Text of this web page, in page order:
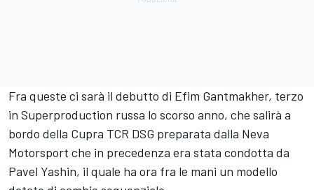
Fra queste ci sarà il debutto di Efim Gantmakher, terzo
in Superproduction russa lo scorso anno, che salirà a
bordo della Cupra TCR DSG preparata dalla Neva
Motorsport che in precedenza era stata condotta da
Pavel Yashin, il quale ha ora fra le mani un modello